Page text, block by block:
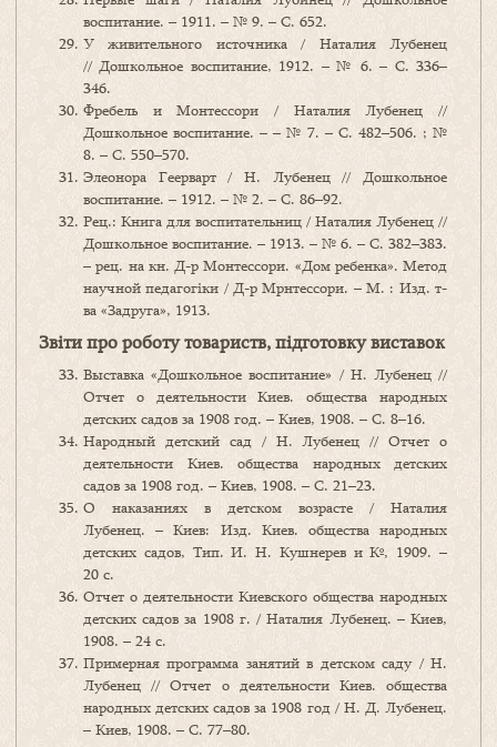
воспитание. – 1911. – № 9. – С. 652.
У живительного источника / Наталия Лубенец
// Дошкольное воспитание, 1912. – № 6. – С. 336–
346.
Фребель и Монтессори / Наталия Лубенец //
Дошкольное воспитание. – – № 7. – С. 482–506. ; №
8. – С. 550–570.
Элеонора Геерварт / Н. Лубенец // Дошкольное
воспитание. – 1912. – № 2. – С. 86–92.
Рец.: Книга для воспитательниц / Наталия Лубенец //
Дошкольное воспитание. – 1913. – № 6. – С. 382–383.
– рец. на кн. Д-р Монтессори. «Дом ребенка». Метод
научной педагогіки / Д-р Мрнтессори. – М. : Изд. т-
ва «Задруга», 1913.
Звіти про роботу товариств, підготовку виставок
Выставка «Дошкольное воспитание» / Н. Лубенец //
Отчет о деятельности Киев. общества народных
детских садов за 1908 год. – Киев, 1908. – С. 8–16.
Народный детский сад / Н. Лубенец // Отчет о
деятельности Киев. общества народных детских
садов за 1908 год. – Киев, 1908. – С. 21–23.
О наказаниях в детском возрасте / Наталия
Лубенец. – Киев: Изд. Киев. общества народных
детских садов, Тип. И. Н. Кушнерев и Кº, 1909. –
20 с.
Отчет о деятельности Киевского общества народных
детских садов за 1908 г. / Наталия Лубенец. – Киев,
1908. – 24 с.
Примерная программа занятий в детском саду / Н.
Лубенец // Отчет о деятельности Киев. общества
народных детских садов за 1908 год / Н. Д. Лубенец.
– Киев, 1908. – С. 77–80.